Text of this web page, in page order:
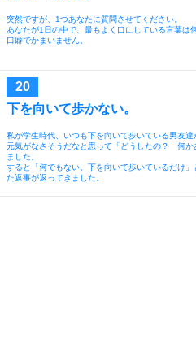
突然ですが、1つあなたに質問させてください。
あなたが1日の中で、最もよく口にしている言葉は
口癖でかまいません。
下を向いて歩かない。
私が学生時代、いつも下を向いて歩いている男友達
元気がなさそうだなと思って「どうしたの？ 何か
ました。
すると「何でもない。下を向いて歩いているだけ」
た返事が返ってきました。